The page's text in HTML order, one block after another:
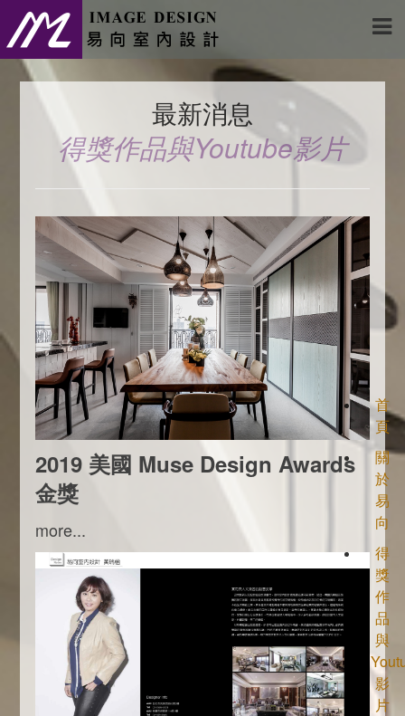
最新消息
得獎作品與Youtube影片
2019 美國 Muse Design Awards
金獎
more...
首
頁
關
於
易
向
得
獎
作
品
與
影
片